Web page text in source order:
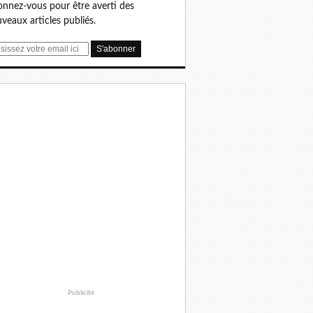
vous pour être averti des
articles publiés.
Publicité